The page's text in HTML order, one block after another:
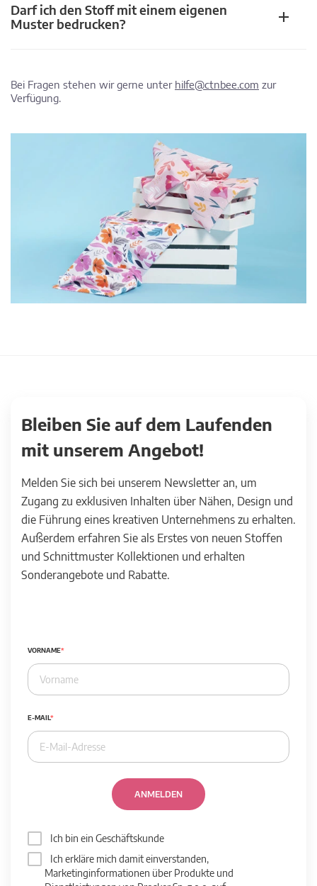
Darf ich den Stoff mit einem eigenen
Muster bedrucken?
Bei Fragen stehen wir gerne unter hilfe@ctnbee.com zur
Verfügung.
Bleiben Sie auf dem Laufenden
mit unserem Angebot!
Melden Sie sich bei unserem Newsletter an, um
Zugang zu exklusiven Inhalten über Nähen, Design und
die Führung eines kreativen Unternehmens zu erhalten.
Außerdem erfahren Sie als Erstes von neuen Stoffen
und Schnittmuster Kollektionen und erhalten
Sonderangebote und Rabatte.
VORNAME
E-MAIL
ANMELDEN
Ich bin ein Geschäftskunde
Ich erkläre mich damit einverstanden,
Marketinginformationen über Produkte und